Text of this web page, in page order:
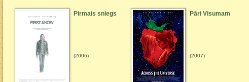
Pirmais sniegs
(2006)
Pāri Visumam
(2007)